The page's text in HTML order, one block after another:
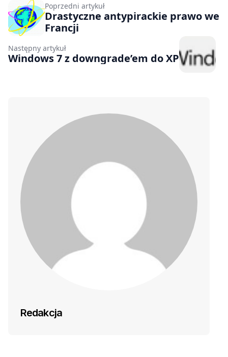
Poprzedni artykuł
Drastyczne antypirackie prawo we
Francji
Następny artykuł
Windows 7 z downgrade’em do XP
Redakcja